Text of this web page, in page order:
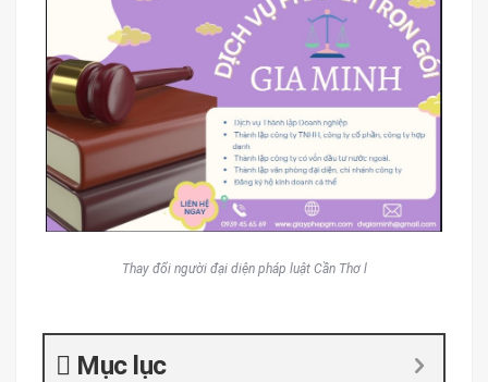
Thay đổi người đại diện pháp luật Cần Thơ l
Mục lục